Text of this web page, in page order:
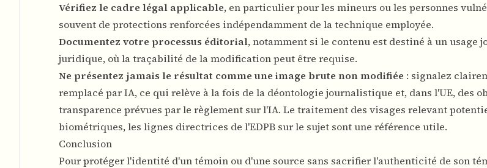
Vérifiez le cadre légal applicable, en particulier pour les mineurs ou les personnes
souvent de protections renforcées indépendamment de la technique employée.
Documentez votre processus éditorial, notamment si le contenu est destiné à un usage
juridique, où la traçabilité de la modification peut être requise.
Ne présentez jamais le résultat comme une image brute non modifiée : signalez
remplacé par IA, ce qui relève à la fois de la déontologie journalistique et, dans l'UE, des
transparence prévues par le règlement sur l'IA. Le traitement des visages relevant
biométriques, les lignes directrices de l'EDPB sur le sujet sont une référence utile.
Conclusion
Pour protéger l'identité d'un témoin ou d'une source sans sacrifier l'authenticité de son